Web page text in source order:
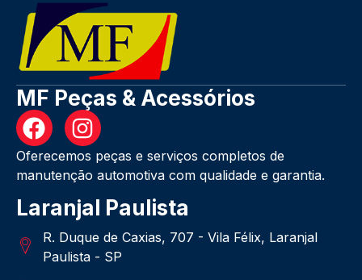
MF Peças & Acessórios
Oferecemos peças e serviços completos de
manutenção automotiva com qualidade e garantia.
Laranjal Paulista
R. Duque de Caxias, 707 - Vila Félix, Laranjal
Paulista - SP